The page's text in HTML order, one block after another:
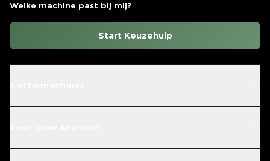
Welke machine past bij mij?
Start Keuzehulp